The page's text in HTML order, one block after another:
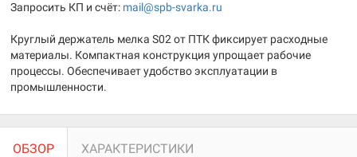
Запросить КП и счёт: mail@spb-svarka.ru
Круглый держатель мелка S02 от ПТК фиксирует расходные
материалы. Компактная конструкция упрощает рабочие
процессы. Обеспечивает удобство эксплуатации в
промышленности.
ОБЗОР ХАРАКТЕРИСТИКИ